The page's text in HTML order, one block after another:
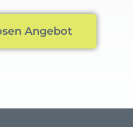
Angebot